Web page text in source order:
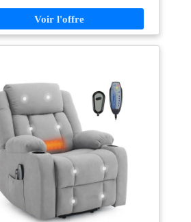
162P x 75H cm. En
position de levage : 83l
x 82P x 139H cm.
Poids maximal
supporté : 120 kg.
dorsales et la fatigue musculaire 【Sac de
】Ce fauteuil de massage relaxant est livré
pour un rangement pratique 【Assemblage
Livré en 2 colis, pas besoin d'outils, montage
simple en quelques étapes